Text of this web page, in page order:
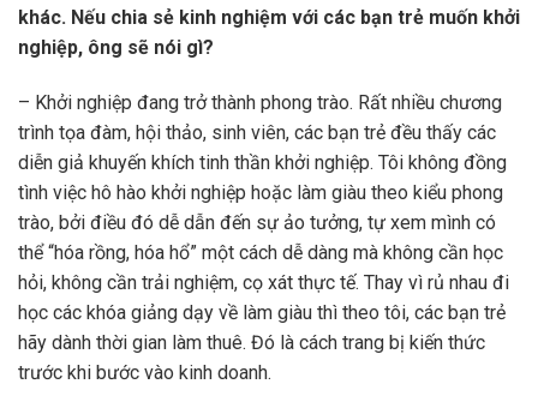
khác. Nếu chia sẻ kinh nghiệm với các bạn trẻ muốn khởi
nghiệp, ông sẽ nói gì?
– Khởi nghiệp đang trở thành phong trào. Rất nhiều chương
trình tọa đàm, hội thảo, sinh viên, các bạn trẻ đều thấy các
diễn giả khuyến khích tinh thần khởi nghiệp. Tôi không đồng
tình việc hô hào khởi nghiệp hoặc làm giàu theo kiểu phong
trào, bởi điều đó dễ dẫn đến sự ảo tưởng, tự xem mình có
thể “hóa rồng, hóa hổ” một cách dễ dàng mà không cần học
hỏi, không cần trải nghiệm, cọ xát thực tế. Thay vì rủ nhau đi
học các khóa giảng dạy về làm giàu thì theo tôi, các bạn trẻ
hãy dành thời gian làm thuê. Đó là cách trang bị kiến thức
trước khi bước vào kinh doanh.